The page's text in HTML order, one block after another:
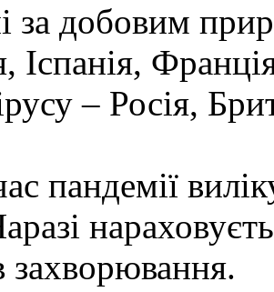
за добовим
Іспанія,
– Росія,
пандемії
захворювання.